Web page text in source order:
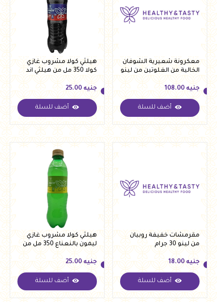
معكرونة شعيرية الشوفان
الخالية من الغلوتين من لينو
250 جرام
جنيه
جنيه 108.00
أضف للسلة
هيلثي كولا مشروب غازي
كولا 350 مل من هيلثي اند
تيستي
جنيه
جنيه 25.00
أضف للسلة
مقرمشات خفيفة روبيان
من لينو 30 جرام
جنيه
جنيه 18.00
أضف للسلة
هيلثي كولا مشروب غازي
ليمون بالنعناع 350 مل من
هيلثي اند تيستي
جنيه
جنيه 25.00
أضف للسلة